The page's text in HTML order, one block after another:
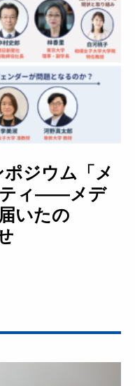
ジウム「メ
ティ――メデ
いたの